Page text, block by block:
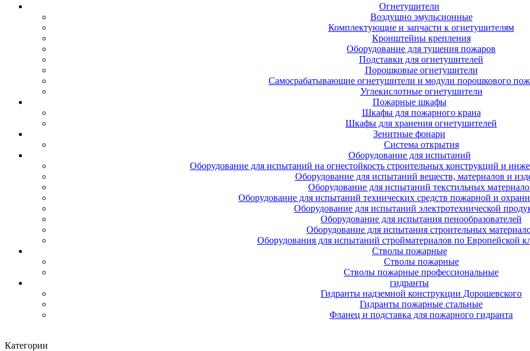
Огнетушители
Воздушно эмульсионные
Комплектующие и запчасти к огнетушителям
Кронштейны крепления
Оборудование для тушения пожаров
Подставки для огнетушителей
Порошковые огнетушители
Самосрабатывающие огнетушители и модули порошкового
Углекислотные огнетушители
Пожарные шкафы
Шкафы для пожарного крана
Шкафы для хранения огнетушителей
Зенитные фонари
Система открытия
Оборудование для испытаний
Оборудование для испытаний на огнестойкость строительных конструкций и
Оборудование для испытаний веществ, материалов и
Оборудование для испытаний текстильных
Оборудование для испытаний технических средств пожарной и
Оборудование для испытаний электротехнической
Оборудование для испытания пенообразователей
Оборудование для испытания строительных
Оборудования для испытаний стройматериалов по Европейской
Стволы пожарные
Стволы пожарные
Стволы пожарные профессиональные
гидранты
Гидранты надземной конструкции Дорошевского
Гидранты пожарные стальные
Фланец и подставка для пожарного гидранта
Категории